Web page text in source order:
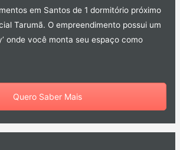
em Santos de 1 dormitório próximo
Tarumã. O empreendimento possui um
onde você monta seu espaço como
Quero Saber Mais